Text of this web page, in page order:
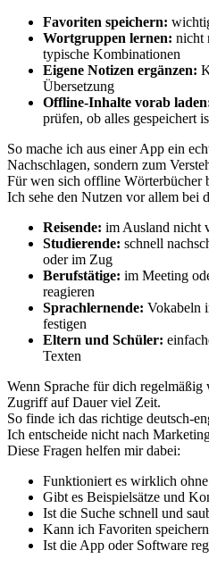
Favoriten speichern:
Wortgruppen lernen: nicht
typische Kombinationen
Eigene Notizen ergänzen:
Übersetzung
Offline-Inhalte vorab
prüfen, ob alles gespeichert
So mache ich aus einer App ein
Nachschlagen, sondern zum
Für wen sich offline Wörterbücher
Ich sehe den Nutzen vor allem bei
Reisende: im Ausland nicht
Studierende: schnell
oder im Zug
Berufstätige: im Meeting
reagieren
Sprachlernende: Vokabeln
festigen
Eltern und Schüler:
Texten
Wenn Sprache für dich
Zugriff auf Dauer viel Zeit.
So finde ich das richtige deutsch-
Ich entscheide nicht nach
Diese Fragen helfen mir dabei:
Funktioniert es wirklich
Gibt es Beispielsätze und
Ist die Suche schnell und
Kann ich Favoriten
Ist die App oder Software